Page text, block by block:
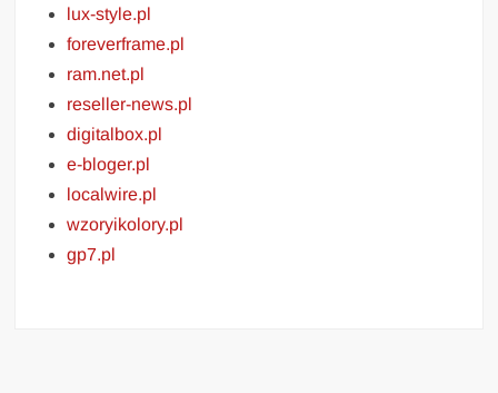
lux-style.pl
foreverframe.pl
ram.net.pl
reseller-news.pl
digitalbox.pl
e-bloger.pl
localwire.pl
wzoryikolory.pl
gp7.pl